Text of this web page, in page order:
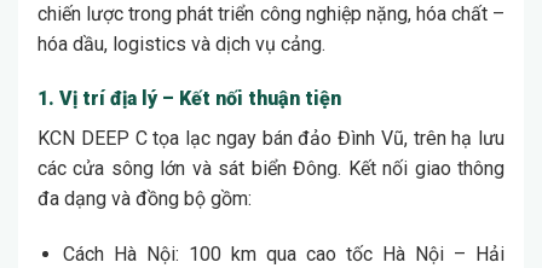
chiến lược trong phát triển công nghiệp nặng, hóa chất –
hóa dầu, logistics và dịch vụ cảng.
1. Vị trí địa lý – Kết nối thuận tiện
KCN DEEP C tọa lạc ngay bán đảo Đình Vũ, trên hạ lưu
các cửa sông lớn và sát biển Đông. Kết nối giao thông
đa dạng và đồng bộ gồm:
Cách Hà Nội: 100 km qua cao tốc Hà Nội – Hải